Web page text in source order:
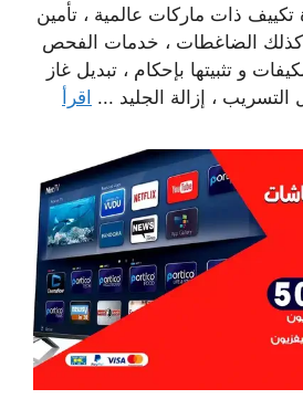
تكييف ذات ماركات عالمية ، تأمين
، كذلك الضاغطات ، خدمات الفحص
و تثبيتها بإحكام ، تبديل غاز
، إزالة الجليد ... اقرأ